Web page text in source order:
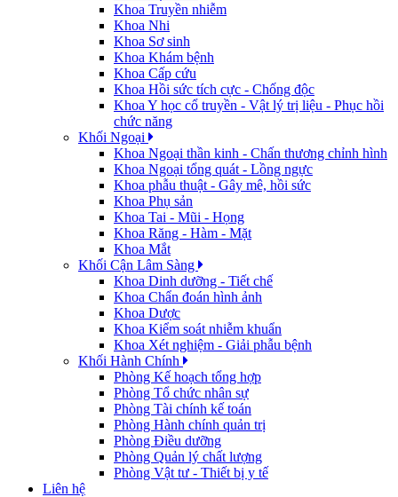
Khoa Truyền nhiễm
Khoa Nhi
Khoa Sơ sinh
Khoa Khám bệnh
Khoa Cấp cứu
Khoa Hồi sức tích cực - Chống độc
Khoa Y học cổ truyền - Vật lý trị liệu - Phục hồi
chức năng
Khối Ngoại
Khoa Ngoại thần kinh - Chấn thương chỉnh hình
Khoa Ngoại tổng quát - Lồng ngực
Khoa phẫu thuật - Gây mê, hồi sức
Khoa Phụ sản
Khoa Tai - Mũi - Họng
Khoa Răng - Hàm - Mặt
Khoa Mắt
Khối Cận Lâm Sàng
Khoa Dinh dưỡng - Tiết chế
Khoa Chẩn đoán hình ảnh
Khoa Dược
Khoa Kiểm soát nhiễm khuẩn
Khoa Xét nghiệm - Giải phẫu bệnh
Khối Hành Chính
Phòng Kế hoạch tổng hợp
Phòng Tổ chức nhân sự
Phòng Tài chính kế toán
Phòng Hành chính quản trị
Phòng Điều dưỡng
Phòng Quản lý chất lượng
Phòng Vật tư - Thiết bị y tế
Liên hệ